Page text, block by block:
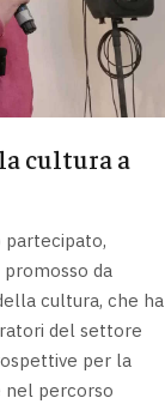
cultura a
da
cultura, che ha
del settore
per la
nel percorso